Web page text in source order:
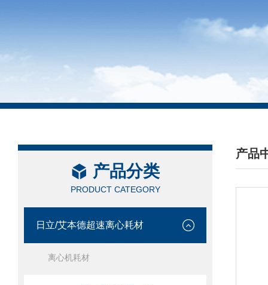
产品分类
PRODUCT CATEGORY
日立/艾本德超速离心耗材
离心机耗材
产品
/